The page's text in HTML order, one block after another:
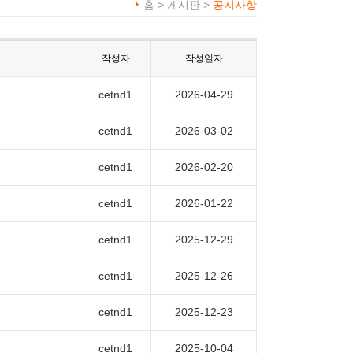
홈 > 게시판 > 공지사항
작성자 작성일자
cetnd1 2026-04-29
cetnd1 2026-03-02
cetnd1 2026-02-20
cetnd1 2026-01-22
cetnd1 2025-12-29
cetnd1 2025-12-26
cetnd1 2025-12-23
cetnd1 2025-10-04